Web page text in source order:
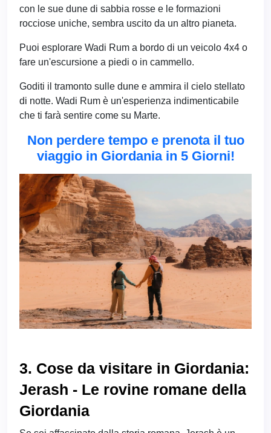
con le sue dune di sabbia rosse e le formazioni
rocciose uniche, sembra uscito da un altro pianeta.
Puoi esplorare Wadi Rum a bordo di un veicolo 4x4 o
fare un'escursione a piedi o in cammello.
Goditi il tramonto sulle dune e ammira il cielo stellato
di notte. Wadi Rum è un'esperienza indimenticabile
che ti farà sentire come su Marte.
Non perdere tempo e prenota il tuo
viaggio in Giordania in 5 Giorni!
3. Cose da visitare in Giordania:
Jerash - Le rovine romane della
Giordania